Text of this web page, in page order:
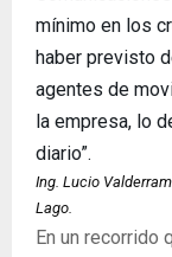
mínimo en los
haber previsto
agentes de
la empresa, lo
diario”.
Ing. Lucio
Lago.
En un recorrido